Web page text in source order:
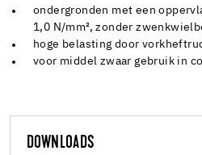
ondergronden met een
1,0 N/mm², zonder
hoge belasting door
voor middel zwaar gebruik in
DOWNLOADS